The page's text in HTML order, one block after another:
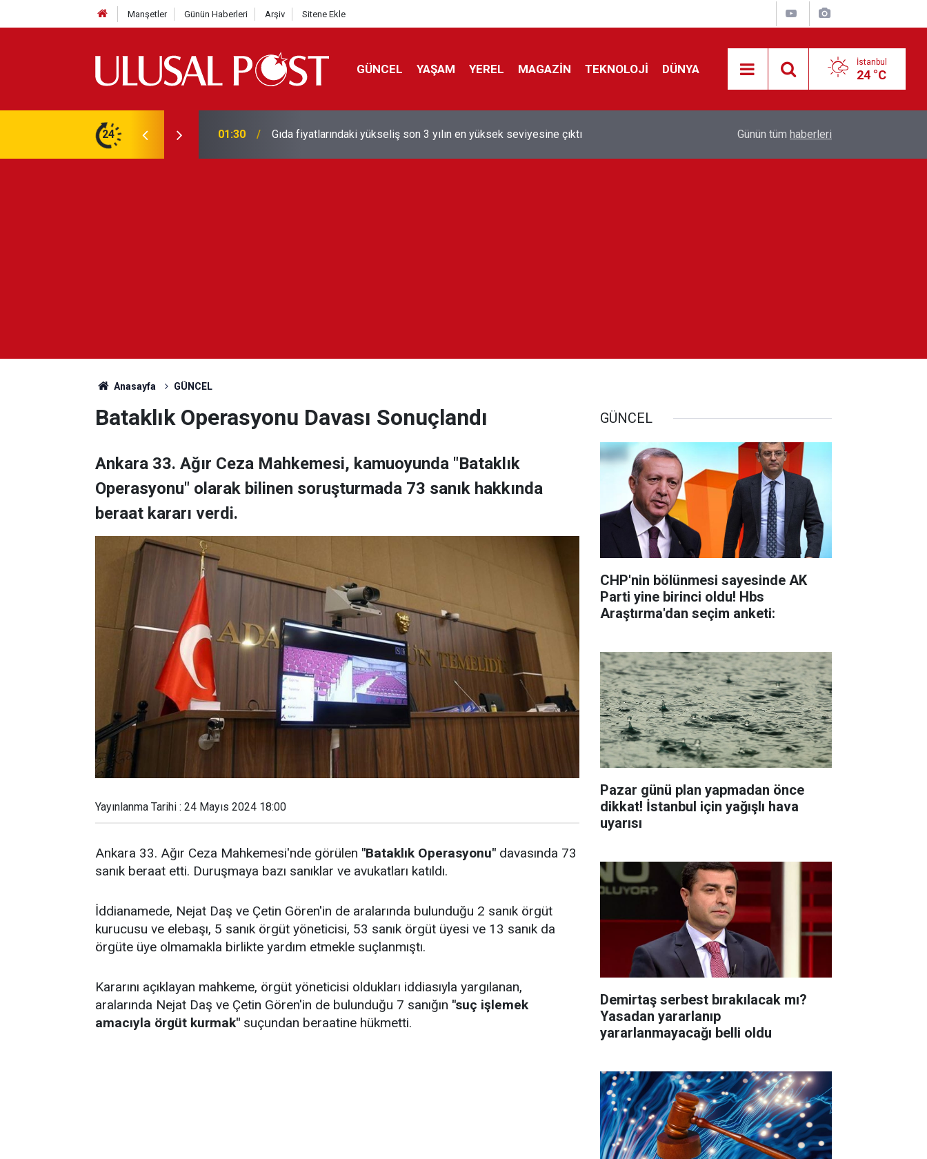
Manşetler Günün Haberleri Arşiv Sitene Ekle
GÜNCEL YAŞAM YEREL MAGAZİN TEKNOLOJİ DÜNYA İstanbul
24 °C
24
en yüksek seviyesine çıktı 01:26 Galatasaray'dan sekiz kişi hakkında savcılığa suç duyurusu
kontrol edecek
Günün tüm haberleri
Anasayfa GÜNCEL
Bataklık Operasyonu Davası Sonuçlandı
Ankara 33. Ağır Ceza Mahkemesi, kamuoyunda "Bataklık
Operasyonu" olarak bilinen soruşturmada 73 sanık hakkında
beraat kararı verdi.
Yayınlanma Tarihi : 24 Mayıs 2024 18:00
Ankara 33. Ağır Ceza Mahkemesi'nde görülen "Bataklık Operasyonu" davasında 73
sanık beraat etti. Duruşmaya bazı sanıklar ve avukatları katıldı.
İddianamede, Nejat Daş ve Çetin Gören'in de aralarında bulunduğu 2 sanık örgüt
kurucusu ve elebaşı, 5 sanık örgüt yöneticisi, 53 sanık örgüt üyesi ve 13 sanık da
örgüte üye olmamakla birlikte yardım etmekle suçlanmıştı.
Kararını açıklayan mahkeme, örgüt yöneticisi oldukları iddiasıyla yargılanan,
aralarında Nejat Daş ve Çetin Gören'in de bulunduğu 7 sanığın "suç işlemek
amacıyla örgüt kurmak" suçundan beraatine hükmetti.
GÜNCEL
CHP'nin bölünmesi sayesinde AK
Parti yine birinci oldu! Hbs
Araştırma'dan seçim anketi:
Pazar günü plan yapmadan önce
dikkat! İstanbul için yağışlı hava
uyarısı
Demirtaş serbest bırakılacak mı?
Yasadan yararlanıp
yararlanmayacağı belli oldu